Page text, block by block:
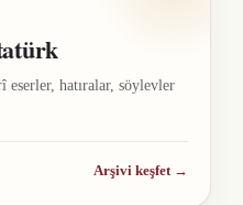
eserler, hatıralar, söylevler
Arşivi keşfet →